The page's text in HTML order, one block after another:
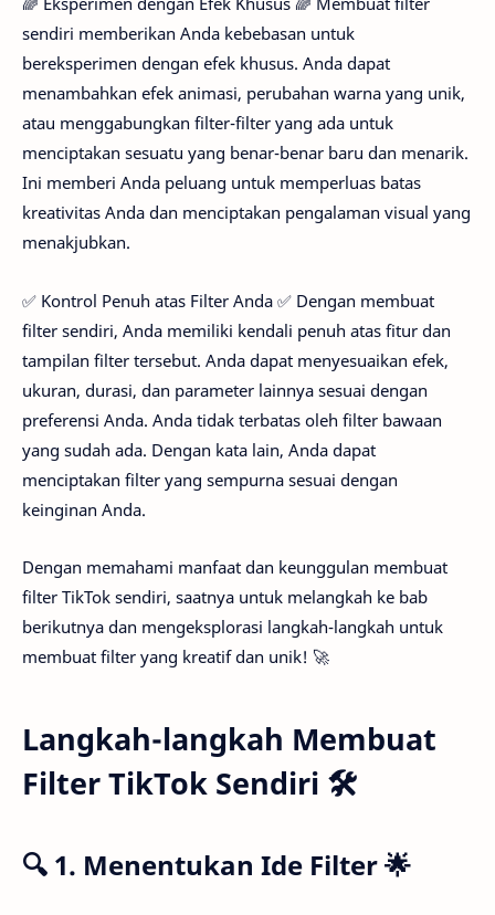
sendiri memberikan Anda kebebasan untuk
bereksperimen dengan efek khusus. Anda dapat
menambahkan efek animasi, perubahan warna yang unik,
atau menggabungkan filter-filter yang ada untuk
menciptakan sesuatu yang benar-benar baru dan menarik.
Ini memberi Anda peluang untuk memperluas batas
kreativitas Anda dan menciptakan pengalaman visual yang
menakjubkan.
✅ Kontrol Penuh atas Filter Anda ✅ Dengan membuat
filter sendiri, Anda memiliki kendali penuh atas fitur dan
tampilan filter tersebut. Anda dapat menyesuaikan efek,
ukuran, durasi, dan parameter lainnya sesuai dengan
preferensi Anda. Anda tidak terbatas oleh filter bawaan
yang sudah ada. Dengan kata lain, Anda dapat
menciptakan filter yang sempurna sesuai dengan
keinginan Anda.
Dengan memahami manfaat dan keunggulan membuat
filter TikTok sendiri, saatnya untuk melangkah ke bab
berikutnya dan mengeksplorasi langkah-langkah untuk
membuat filter yang kreatif dan unik! 🚀
Langkah-langkah Membuat
Filter TikTok Sendiri 🛠️
🔍 1. Menentukan Ide Filter 🌟